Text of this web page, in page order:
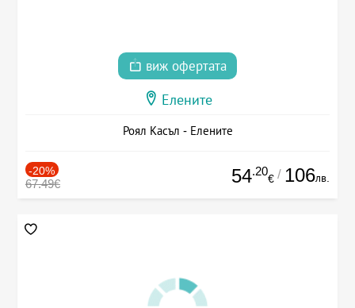
виж офертата
Елените
Роял Касъл - Елените
-20%
67.49€ 54.20
€ / 106лв.